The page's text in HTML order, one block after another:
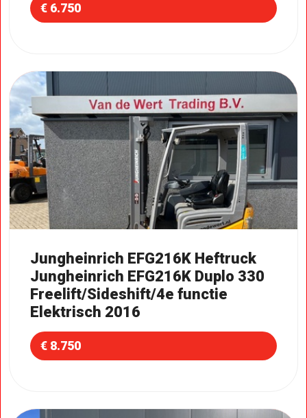
€ 6.750
Jungheinrich EFG216K Heftruck
Jungheinrich EFG216K Duplo 330
Freelift/Sideshift/4e functie
Elektrisch 2016
€ 8.750